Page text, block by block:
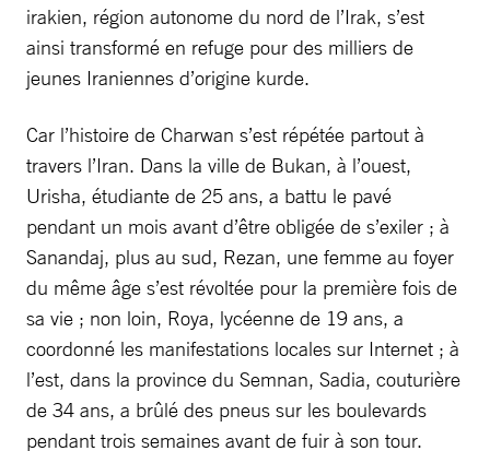
irakien, région autonome du nord de l’Irak, s’est
ainsi transformé en refuge pour des milliers de
jeunes Iraniennes d’origine kurde.
Car l’histoire de Charwan s’est répétée partout à
travers l’Iran. Dans la ville de Bukan, à l’ouest,
Urisha, étudiante de 25 ans, a battu le pavé
pendant un mois avant d’être obligée de s’exiler ; à
Sanandaj, plus au sud, Rezan, une femme au foyer
du même âge s’est révoltée pour la première fois de
sa vie ; non loin, Roya, lycéenne de 19 ans, a
coordonné les manifestations locales sur Internet ; à
l’est, dans la province du Semnan, Sadia, couturière
de 34 ans, a brûlé des pneus sur les boulevards
pendant trois semaines avant de fuir à son tour.